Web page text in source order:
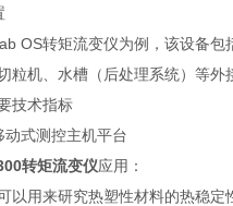
OS转矩流变仪为例，该设备
粒机、水槽（后处理系统）等外
技术指标
动式测控主机平台
转矩流变仪应用：
以用来研究热塑性材料的热稳